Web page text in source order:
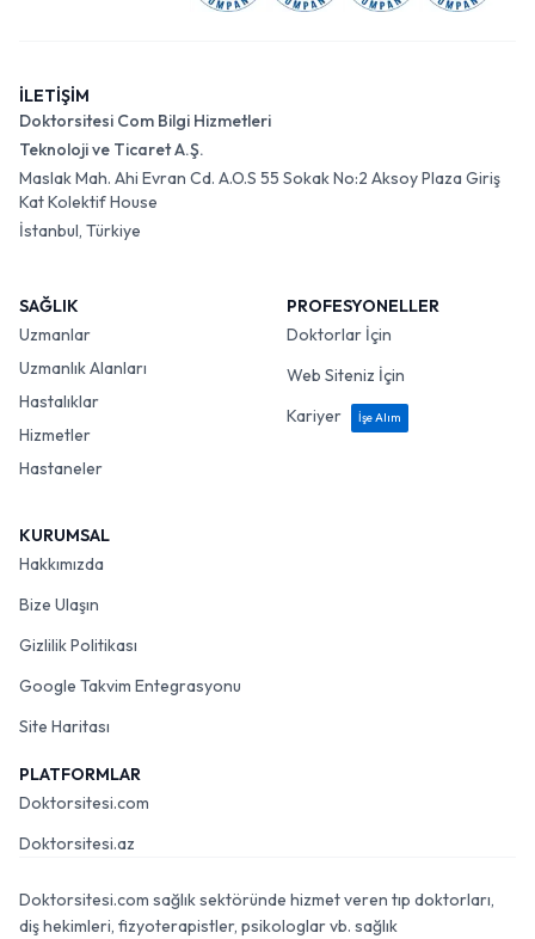
İLETİŞİM
Doktorsitesi Com Bilgi Hizmetleri
Teknoloji ve Ticaret A.Ş.
Maslak Mah. Ahi Evran Cd. A.O.S 55 Sokak No:2 Aksoy Plaza Giriş
Kat Kolektif House
İstanbul, Türkiye
SAĞLIK
Uzmanlar
Uzmanlık Alanları
Hastalıklar
Hizmetler
Hastaneler
PROFESYONELLER
Doktorlar İçin
Web Siteniz İçin
Kariyer
İşe Alım
KURUMSAL
Hakkımızda
Bize Ulaşın
Gizlilik Politikası
Google Takvim Entegrasyonu
Site Haritası
PLATFORMLAR
Doktorsitesi.com
Doktorsitesi.az
Doktorsitesi.com sağlık sektöründe hizmet veren tıp doktorları,
diş hekimleri, fizyoterapistler, psikologlar vb. sağlık